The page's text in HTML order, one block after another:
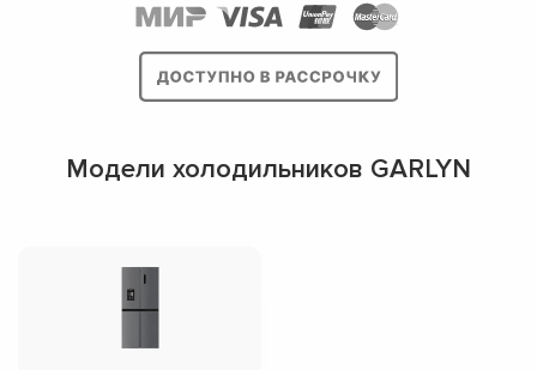
Модели холодильников GARLYN